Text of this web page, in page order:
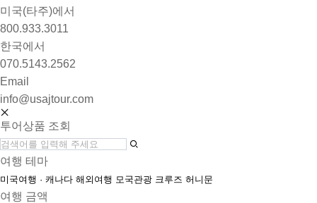
미국(타주)에서
800.933.3011
한국에서
070.5143.2562
Email
info@usajtour.com
투어상품 조회
여행 테마
미국여행 · 캐나다 해외여행 모국관광 크루즈 허니문
여행 금액